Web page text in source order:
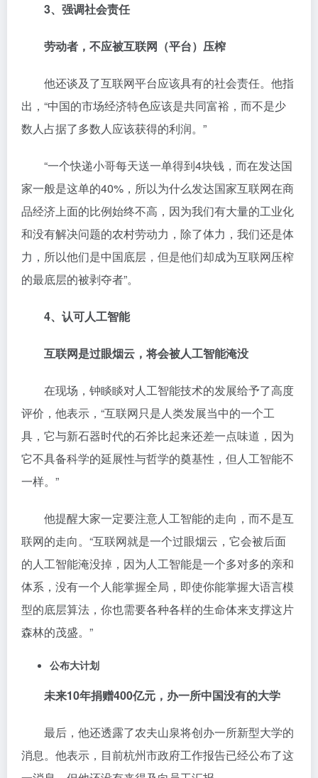
3、强调社会责任
劳动者，不应被互联网（平台）压榨
他还谈及了互联网平台应该具有的社会责任。他指
出，“中国的市场经济特色应该是共同富裕，而不是少
数人占据了多数人应该获得的利润。”
“一个快递小哥每天送一单得到4块钱，而在发达国
家一般是这单的40%，所以为什么发达国家互联网在商
品经济上面的比例始终不高，因为我们有大量的工业化
和没有解决问题的农村劳动力，除了体力，我们还是体
力，所以他们是中国底层，但是他们却成为互联网压榨
的最底层的被剥夺者”。
4、认可人工智能
互联网是过眼烟云，将会被人工智能淹没
在现场，钟睒睒对人工智能技术的发展给予了高度
评价，他表示，“互联网只是人类发展当中的一个工
具，它与新石器时代的石斧比起来还差一点味道，因为
它不具备科学的延展性与哲学的奠基性，但人工智能不
一样。”
他提醒大家一定要注意人工智能的走向，而不是互
联网的走向。“互联网就是一个过眼烟云，它会被后面
的人工智能淹没掉，因为人工智能是一个多对多的亲和
体系，没有一个人能掌握全局，即使你能掌握大语言模
型的底层算法，你也需要各种各样的生命体来支撑这片
森林的茂盛。”
公布大计划
未来10年捐赠400亿元，办一所中国没有的大学
最后，他还透露了农夫山泉将创办一所新型大学的
消息。他表示，目前杭州市政府工作报告已经公布了这